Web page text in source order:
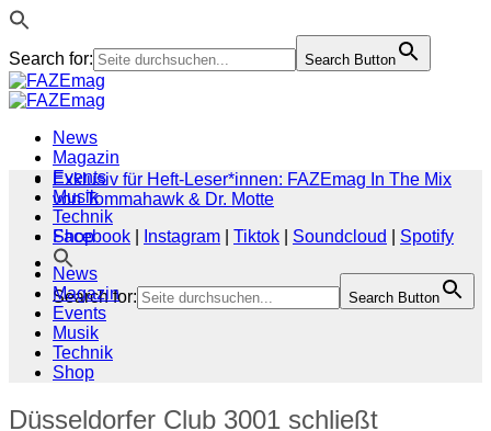
Search for: Search Button
Zum
Inhalt
News
Magazin
Events
Musik
Technik
Shop
Search for: Search Button
Exklusiv für Heft-Leser*innen: FAZEmag In The Mix
von Tommahawk & Dr. Motte
Facebook
Instagram Tiktok Soundcloud
Spotify
News
Magazin
Events
Musik
Technik
Shop
Düsseldorfer Club 3001 schließt